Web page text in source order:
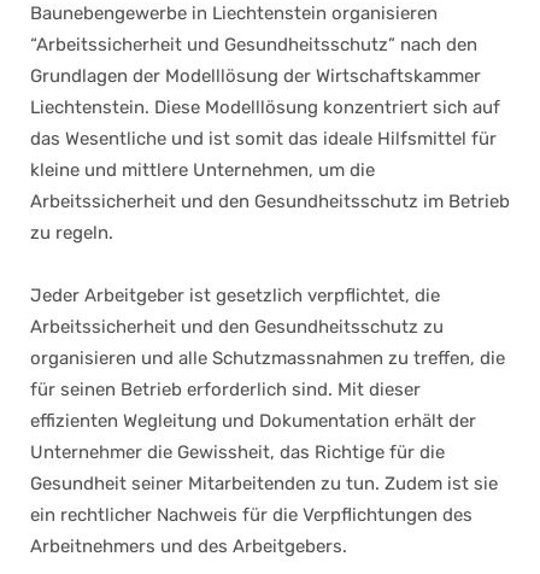
Baunebengewerbe in Liechtenstein organisieren
“Arbeitssicherheit und Gesundheitsschutz” nach den
Grundlagen der Modelllösung der Wirtschaftskammer
Liechtenstein. Diese Modelllösung konzentriert sich auf
das Wesentliche und ist somit das ideale Hilfsmittel für
kleine und mittlere Unternehmen, um die
Arbeitssicherheit und den Gesundheitsschutz im Betrieb
zu regeln.
Jeder Arbeitgeber ist gesetzlich verpflichtet, die
Arbeitssicherheit und den Gesundheitsschutz zu
organisieren und alle Schutzmassnahmen zu treffen, die
für seinen Betrieb erforderlich sind. Mit dieser
effizienten Wegleitung und Dokumentation erhält der
Unternehmer die Gewissheit, das Richtige für die
Gesundheit seiner Mitarbeitenden zu tun. Zudem ist sie
ein rechtlicher Nachweis für die Verpflichtungen des
Arbeitnehmers und des Arbeitgebers.